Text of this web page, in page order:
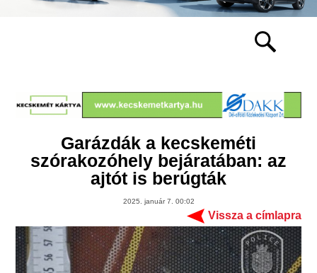
Garázdák a kecskeméti
szórakozóhely bejáratában: az
ajtót is berúgták
2025. január 7. 00:02
Vissza a címlapra